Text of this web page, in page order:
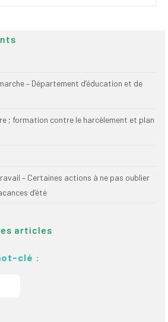
– Département d’éducation et de
; formation contre le harcèlement et plan
– Certaines actions à ne pas oublier
d’été
articles
clé :